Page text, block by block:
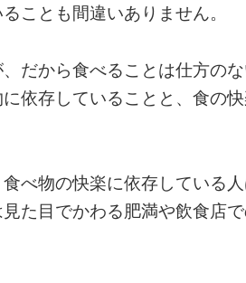
ことも間違いありません。
だから食べることは仕方の
依存していることと、食の
べ物の快楽に依存している
た目でかわる肥満や飲食店